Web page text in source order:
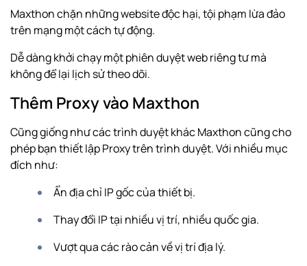
Maxthon chặn những website độc hại, tội phạm lừa đảo
trên mạng một cách tự động.
Dễ dàng khởi chạy một phiên duyệt web riêng tư mà
không để lại lịch sử theo dõi.
Thêm Proxy vào Maxthon
Cũng giống như các trình duyệt khác Maxthon cũng cho
phép bạn thiết lập Proxy trên trình duyệt. Với nhiều mục
đích như:
Ẩn địa chỉ IP gốc của thiết bị.
Thay đổi IP tại nhiều vị trí, nhiều quốc gia.
Vượt qua các rào cản về vị trí địa lý.